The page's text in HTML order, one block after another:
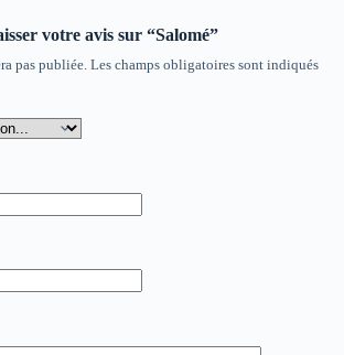
votre avis sur “Salomé”
pas publiée. Les champs obligatoires sont indiqués